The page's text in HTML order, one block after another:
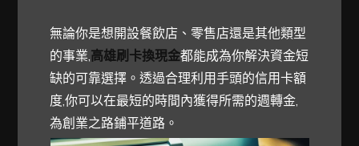
無論你是想開設餐飲店、零售店還是其他類型
的事業,高雄刷卡換現金都能成為你解決資金短
缺的可靠選擇。透過合理利用手頭的信用卡額
度,你可以在最短的時間內獲得所需的週轉金,
為創業之路鋪平道路。